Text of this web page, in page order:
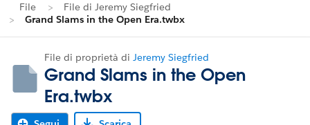
File
File di Jeremy Siegfried
Grand Slams in the Open Era.twbx
File di proprietà di Jeremy Siegfried
Grand Slams in the Open
Era.twbx